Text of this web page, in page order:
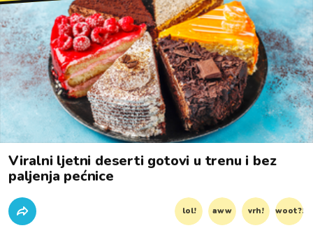
Viralni ljetni deserti gotovi u trenu i bez
paljenja pećnice
lol! aww vrh! woot?!